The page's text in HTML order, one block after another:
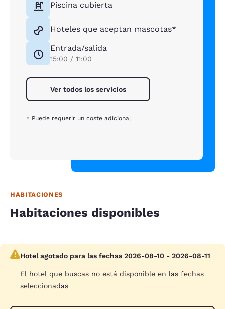
Piscina cubierta
Hoteles que aceptan mascotas*
Entrada/salida
15:00 / 11:00
Ver todos los servicios
* Puede requerir un coste adicional
HABITACIONES
Habitaciones disponibles
Hotel agotado para las fechas 2026-08-10 - 2026-08-11
El hotel que buscas no está disponible en las fechas
seleccionadas